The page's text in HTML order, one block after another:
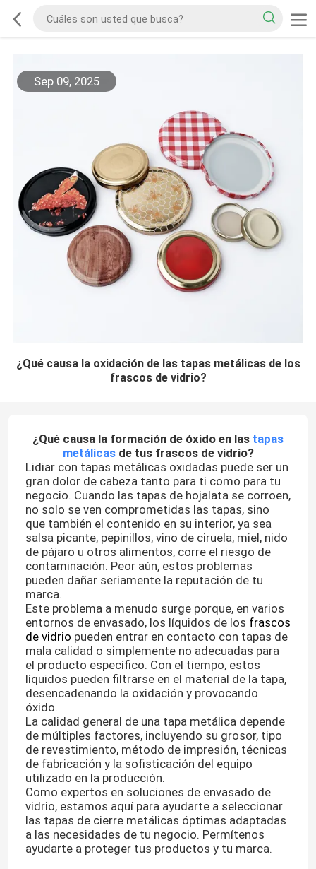
Sep 09, 2025
¿Qué causa la oxidación de las tapas metálicas de los
frascos de vidrio?
¿Qué causa la formación de óxido en las tapas
metálicas de tus frascos de vidrio?
Lidiar con tapas metálicas oxidadas puede ser un
gran dolor de cabeza tanto para ti como para tu
negocio. Cuando las tapas de hojalata se corroen,
no solo se ven comprometidas las tapas, sino
que también el contenido en su interior, ya sea
salsa picante, pepinillos, vino de ciruela, miel, nido
de pájaro u otros alimentos, corre el riesgo de
contaminación. Peor aún, estos problemas
pueden dañar seriamente la reputación de tu
marca.
Este problema a menudo surge porque, en varios
entornos de envasado, los líquidos de los frascos
de vidrio pueden entrar en contacto con tapas de
mala calidad o simplemente no adecuadas para
el producto específico. Con el tiempo, estos
líquidos pueden filtrarse en el material de la tapa,
desencadenando la oxidación y provocando
óxido.
La calidad general de una tapa metálica depende
de múltiples factores, incluyendo su grosor, tipo
de revestimiento, método de impresión, técnicas
de fabricación y la sofisticación del equipo
utilizado en la producción.
Como expertos en soluciones de envasado de
vidrio, estamos aquí para ayudarte a seleccionar
las tapas de cierre metálicas óptimas adaptadas
a las necesidades de tu negocio. Permítenos
ayudarte a proteger tus productos y tu marca.